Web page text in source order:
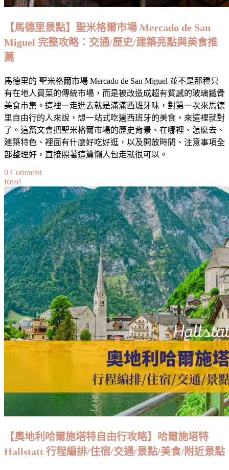
編
機
票
交
通/
景
點/
美
食/
消
理
【馬德里景點】聖米格爾市場 Mercado de San
Miguel 完整攻略：交通/歷史/建築亮點與美食推
薦
馬德里的 聖米格爾市場 Mercado de San Miguel 並不是那種只
有在地人買菜的傳統市場，而是被改造成超有質感的玻璃鐵骨
美食市集。這裡一走進去就是滿滿西班牙味，對第一次來馬德
里自由行的人來說，想一站式吃遍西班牙的美食，來這裡就對
了。這篇文會把聖米格爾市場的歷史背景、在哪裡、怎麼去、
建築特色、裡面有什麼好吃好逛，以及開放時間、注意事項全
部整理好，直接照著這篇懶人包走就很可以。
0 Commenton
德
里
景
點】
聖
米
格
爾
市
場
Mercado
de
San
Miguel
完
略：
通/
史/
建
Read
【奧地利哈爾施塔特自由行攻略】哈爾施塔特
Hallstatt 行程編排/住宿/交通/景點/美食/附近景點